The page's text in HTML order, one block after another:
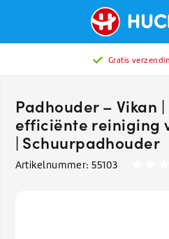
Gratis
Padhouder – Vikan
efficiënte reiniging
| Schuurpadhouder
Artikelnummer: 55103